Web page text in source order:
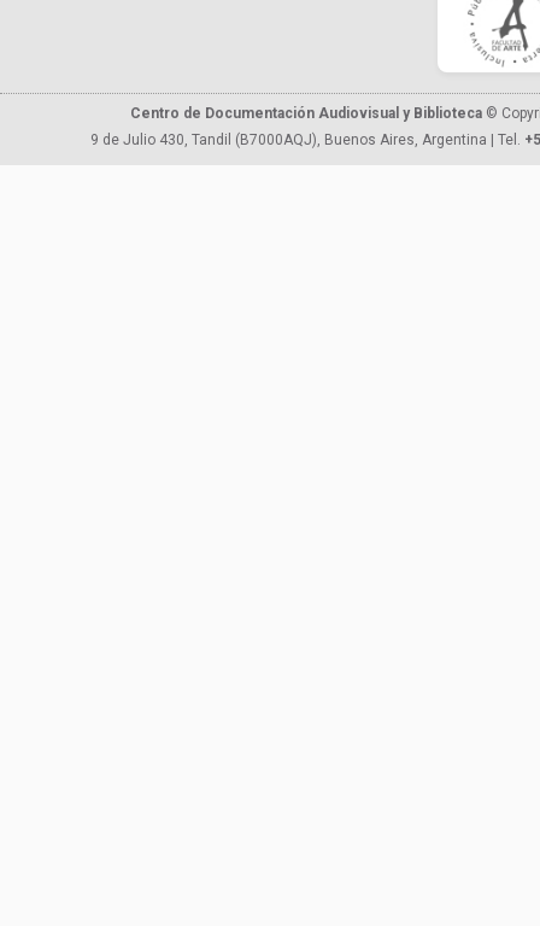
Centro de Documentación Audiovisual y Biblioteca ©
9 de Julio 430, Tandil (B7000AQJ), Buenos Aires, Argentina | Tel.